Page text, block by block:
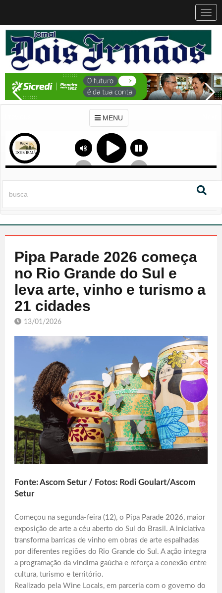
MENU
Pipa Parade 2026 começa
no Rio Grande do Sul e
leva arte, vinho e turismo a
21 cidades
13/01/2026
Fonte: Ascom Setur / Fotos: Rodi Goulart/Ascom
Setur
Começou na segunda-feira (12), o Pipa Parade 2026, maior
exposição de arte a céu aberto do Sul do Brasil. A iniciativa
transforma barricas de vinho em obras de arte espalhadas
por diferentes regiões do Rio Grande do Sul. A ação integra
a programação da vindima gaúcha e reforça a conexão entre
cultura, turismo e território.
Realizado pela Wine Locals, em parceria com o governo do